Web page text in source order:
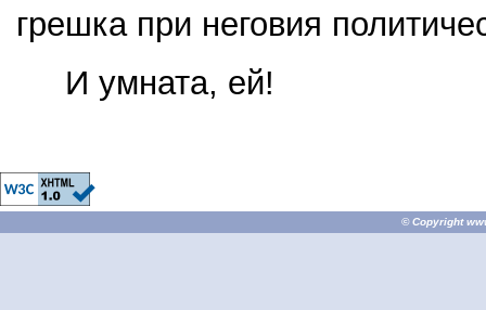
грешка при неговия
И умната, ей!
© Copyright